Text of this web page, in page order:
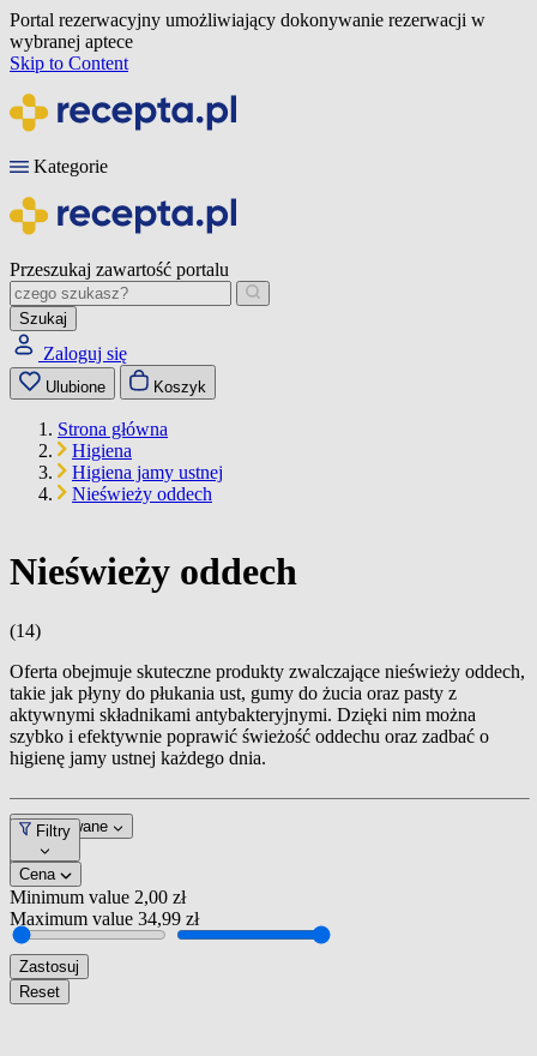
Portal rezerwacyjny umożliwiający dokonywanie rezerwacji w
wybranej aptece
Skip to Content
Kategorie
Przeszukaj zawartość portalu
Szukaj
Zaloguj się
Ulubione Koszyk
Strona główna
Higiena
Higiena jamy ustnej
Nieświeży oddech
Nieświeży oddech
(14)
Oferta obejmuje skuteczne produkty zwalczające nieświeży oddech,
takie jak płyny do płukania ust, gumy do żucia oraz pasty z
aktywnymi składnikami antybakteryjnymi. Dzięki nim można
szybko i efektywnie poprawić świeżość oddechu oraz zadbać o
higienę jamy ustnej każdego dnia.
Dopasowane
Filtry
Cena
Minimum value 2,00 zł
Maximum value 34,99 zł
Zastosuj
Reset